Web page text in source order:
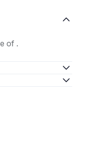
of .